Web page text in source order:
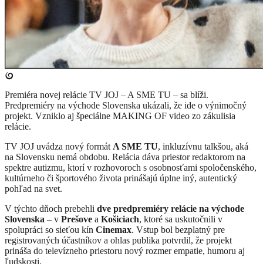
Premiéra novej relácie TV JOJ – A SME TU – sa blíži.
Predpremiéry na východe Slovenska ukázali, že ide o výnimočný
projekt. Vzniklo aj špeciálne MAKING OF video zo zákulisia
relácie.
TV JOJ uvádza nový formát A SME TU, inkluzívnu talkšou, aká
na Slovensku nemá obdobu. Relácia dáva priestor redaktorom na
spektre autizmu, ktorí v rozhovoroch s osobnosťami spoločenského,
kultúrneho či športového života prinášajú úplne iný, autentický
pohľad na svet.
V týchto dňoch prebehli dve predpremiéry relácie na východe
Slovenska – v Prešove a Košiciach, ktoré sa uskutočnili v
spolupráci so sieťou kín Cinemax. Vstup bol bezplatný pre
registrovaných účastníkov a ohlas publika potvrdil, že projekt
prináša do televízneho priestoru nový rozmer empatie, humoru aj
ľudskosti.